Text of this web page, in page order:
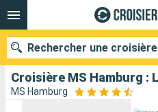
MS Hamburg
Rechercher une croisière